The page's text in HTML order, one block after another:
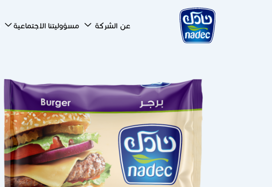
عن الشركة مسؤوليتنا الاجتماعية